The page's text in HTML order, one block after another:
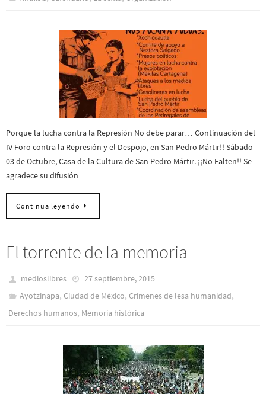
Porque la lucha contra la Represión No debe parar… Continuación del
IV Foro contra la Represión y el Despojo, en San Pedro Mártir!! Sábado
03 de Octubre, Casa de la Cultura de San Pedro Mártir. ¡¡No Falten!! Se
agradece su difusión…
Continua leyendo
El torrente de la memoria
medioslibres
27 septiembre, 2015
Ayotzinapa,Ciudad de México,Crímenes de lesa humanidad,
Derechos humanos, Memoria histórica